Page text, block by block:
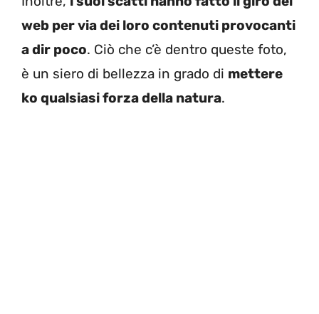
web per via dei loro contenuti provocanti
a dir poco. Ciò che c’è dentro queste foto,
è un siero di bellezza in grado di mettere
ko qualsiasi forza della natura.